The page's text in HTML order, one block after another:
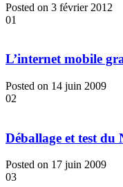
Posted on 3 février 2012
01
L’internet mobile
Posted on 14 juin 2009
02
Déballage et test du
Posted on 17 juin 2009
03